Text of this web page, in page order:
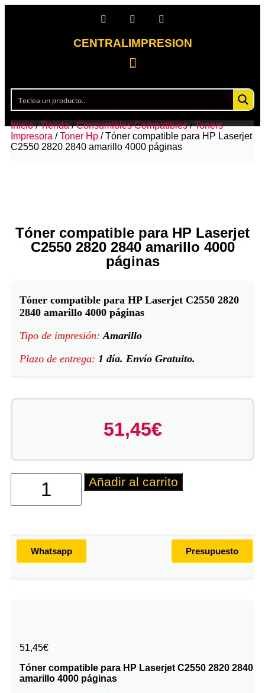
CENTRALIMPRESION
Inicio/Tienda/Consumibles Compatibles/Toners
Impresora /Toner Hp / Tóner compatible para HP Laserjet
C2550 2820 2840 amarillo 4000 páginas
Tóner compatible para HP Laserjet
C2550 2820 2840 amarillo 4000
páginas
Tóner compatible para HP Laserjet C2550 2820
2840 amarillo 4000 páginas
Tipo de impresión: Amarillo
Plazo de entrega: 1 día. Envío Gratuito.
51,45€
Añadir al carrito
Whatsapp Presupuesto
51,45€
Tóner compatible para HP Laserjet C2550 2820 2840
amarillo 4000 páginas